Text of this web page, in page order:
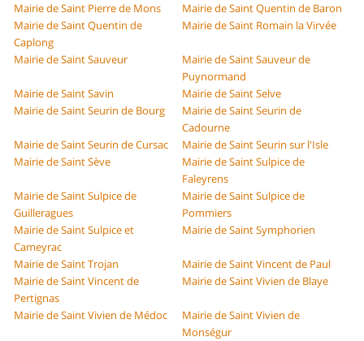
Mairie de Saint Pierre de Mons
Mairie de Saint Quentin de Baron
Mairie de Saint Quentin de
Caplong
Mairie de Saint Romain la Virvée
Mairie de Saint Sauveur
Mairie de Saint Sauveur de
Puynormand
Mairie de Saint Savin
Mairie de Saint Selve
Mairie de Saint Seurin de Bourg
Mairie de Saint Seurin de
Cadourne
Mairie de Saint Seurin de Cursac
Mairie de Saint Seurin sur l'Isle
Mairie de Saint Sève
Mairie de Saint Sulpice de
Faleyrens
Mairie de Saint Sulpice de
Guilleragues
Mairie de Saint Sulpice de
Pommiers
Mairie de Saint Sulpice et
Cameyrac
Mairie de Saint Symphorien
Mairie de Saint Trojan
Mairie de Saint Vincent de Paul
Mairie de Saint Vincent de
Pertignas
Mairie de Saint Vivien de Blaye
Mairie de Saint Vivien de Médoc
Mairie de Saint Vivien de
Monségur